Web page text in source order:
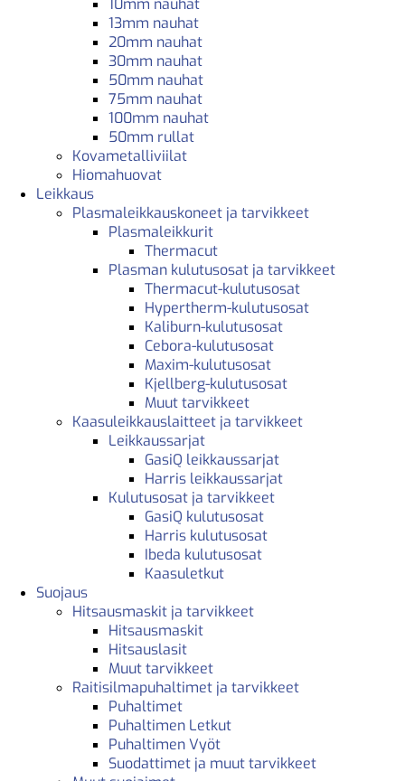
13mm nauhat
20mm nauhat
30mm nauhat
50mm nauhat
75mm nauhat
100mm nauhat
50mm rullat
Kovametalliviilat
Hiomahuovat
Leikkaus
Plasmaleikkauskoneet ja tarvikkeet
Plasmaleikkurit
Thermacut
Plasman kulutusosat ja tarvikkeet
Thermacut-kulutusosat
Hypertherm-kulutusosat
Kaliburn-kulutusosat
Cebora-kulutusosat
Maxim-kulutusosat
Kjellberg-kulutusosat
Muut tarvikkeet
Kaasuleikkauslaitteet ja tarvikkeet
Leikkaussarjat
GasiQ leikkaussarjat
Harris leikkaussarjat
Kulutusosat ja tarvikkeet
GasiQ kulutusosat
Harris kulutusosat
Ibeda kulutusosat
Kaasuletkut
Suojaus
Hitsausmaskit ja tarvikkeet
Hitsausmaskit
Hitsauslasit
Muut tarvikkeet
Raitisilmapuhaltimet ja tarvikkeet
Puhaltimet
Puhaltimen Letkut
Puhaltimen Vyöt
Suodattimet ja muut tarvikkeet